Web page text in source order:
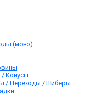
(моно)
/ Конусы
/ Переходы / Шиберы